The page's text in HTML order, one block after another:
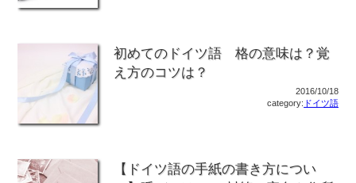
初めてのドイツ語 格の意味は？覚
え方のコツは？
2016/10/18
category: ドイツ語
【ドイツ語の手紙の書き方につい